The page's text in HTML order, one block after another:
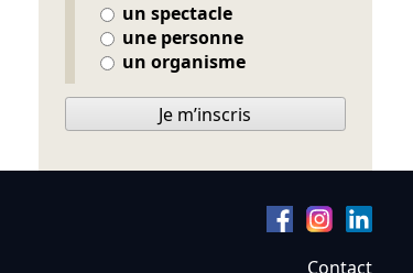
un spectacle
une personne
un organisme
Je m’inscris
Contact